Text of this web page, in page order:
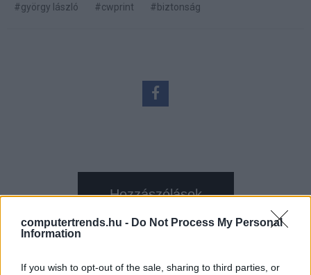
computertrends.hu - Do Not Process My Personal
Information
If you wish to opt-out of the sale, sharing to third parties, or
#györgy lászló
#cwprint #biztonság
Hozzászólások
Átadták Leót, a debreceni